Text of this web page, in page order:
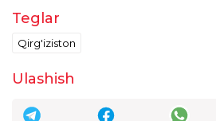
Teglar
Qirg'iziston
Ulashish